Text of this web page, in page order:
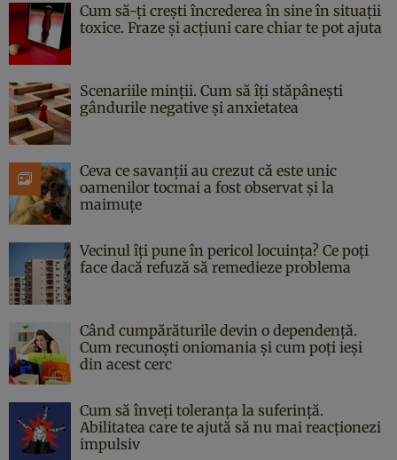
Cum să-ți crești încrederea în sine în situații
toxice. Fraze și acțiuni care chiar te pot ajuta
Scenariile minții. Cum să îți stăpânești
gândurile negative și anxietatea
Ceva ce savanții au crezut că este unic
oamenilor tocmai a fost observat și la
maimuțe
Vecinul îți pune în pericol locuința? Ce poți
face dacă refuză să remedieze problema
Când cumpărăturile devin o dependență.
Cum recunoști oniomania și cum poți ieși
din acest cerc
Cum să înveți toleranța la suferință.
Abilitatea care te ajută să nu mai reacționezi
impulsiv